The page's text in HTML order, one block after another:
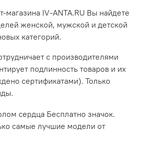
магазина IV-ANTA.RU Вы найдете
женской, мужской и детской
категорий.
с производителями
подлинность товаров и их
сертификатами). Только
самые лучшие модели от